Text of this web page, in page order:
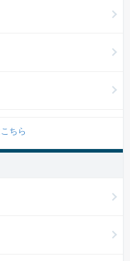
ちら